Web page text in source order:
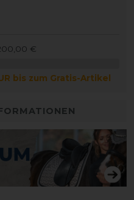
€
bis zum Gratis-Artikel